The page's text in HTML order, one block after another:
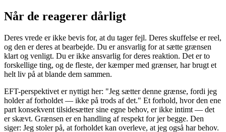
Når de reagerer dårligt
Deres vrede er ikke bevis for, at du tager fejl. Deres skuffelse er reel,
og den er deres at bearbejde. Du er ansvarlig for at sætte grænsen
klart og venligt. Du er ikke ansvarlig for deres reaktion. Det er to
forskellige ting, og de fleste, der kæmper med grænser, har brugt et
helt liv på at blande dem sammen.
EFT-perspektivet er nyttigt her: "Jeg sætter denne grænse, fordi jeg
holder af forholdet — ikke på trods af det." Et forhold, hvor den ene
part konsekvent tilsidesætter sine egne behov, er ikke intimt — det
er skævt. Grænsen er en handling af respekt for jer begge. Den
siger: Jeg stoler på, at forholdet kan overleve, at jeg også har behov.